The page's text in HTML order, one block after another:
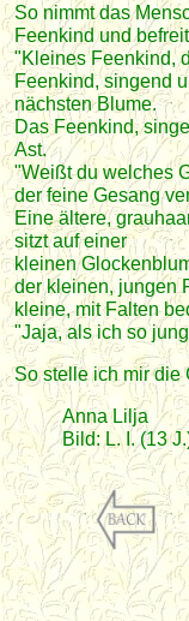
So nimmt das
Feenkind und
"Kleines Feenkind,
Feenkind, singend
nächsten Blume.
Das Feenkind,
Ast.
"Weißt du welches
der feine Gesang
Eine ältere,
sitzt auf einer
kleinen
der kleinen, jungen
kleine, mit Falten
"Jaja, als ich so
So stelle ich mir die
Anna Lilja
Bild: L. I. (13